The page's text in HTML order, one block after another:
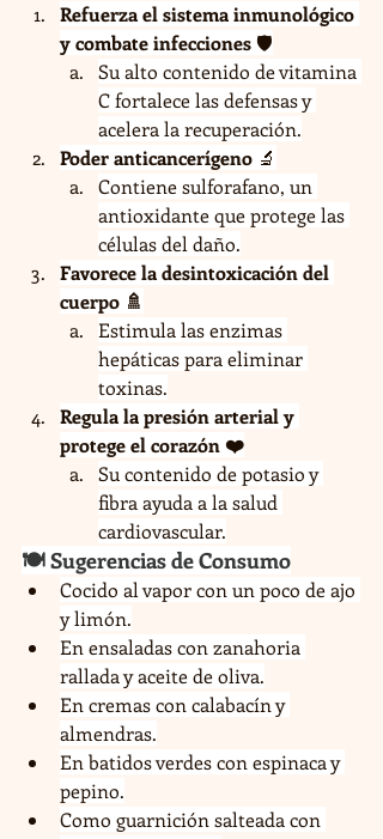
Refuerza el sistema inmunológico
y combate infecciones 🛡️
Su alto contenido de vitamina
C fortalece las defensas y
acelera la recuperación.
Poder anticancerígeno 🔬
Contiene sulforafano, un
antioxidante que protege las
células del daño.
Favorece la desintoxicación del
cuerpo 🚿
Estimula las enzimas
hepáticas para eliminar
toxinas.
Regula la presión arterial y
protege el corazón ❤️
Su contenido de potasio y
fibra ayuda a la salud
cardiovascular.
🍽️ Sugerencias de Consumo
Cocido al vapor con un poco de ajo
y limón.
En ensaladas con zanahoria
rallada y aceite de oliva.
En cremas con calabacín y
almendras.
En batidos verdes con espinaca y
pepino.
Como guarnición salteada con